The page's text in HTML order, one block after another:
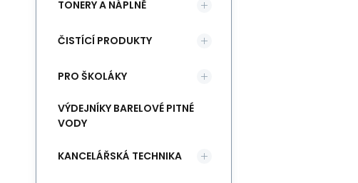
TONERY A NÁPLNĚ
ČISTÍCÍ PRODUKTY
PRO ŠKOLÁKY
VÝDEJNÍKY BARELOVÉ PITNÉ
VODY
KANCELÁŘSKÁ TECHNIKA